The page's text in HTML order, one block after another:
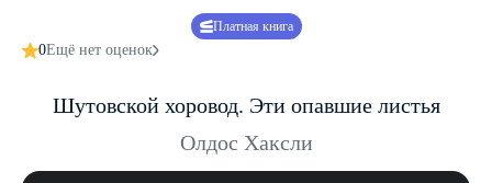
Платная книга
0Ещё нет оценок
Шутовской хоровод. Эти опавшие листья
Олдос Хаксли